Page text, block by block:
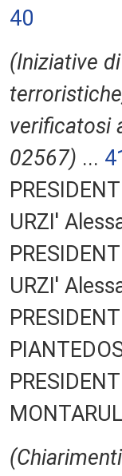
40
(Iniziative
verificatosi
02567) ...
URZI'
URZI'